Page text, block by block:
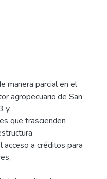
manera parcial en el
agropecuario de San
y
que trascienden
acceso a créditos para